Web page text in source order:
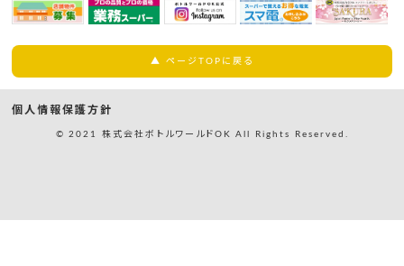
▲ ページTOPに戻る
個人情報保護方針
© 2021 株式会社ボトルワールドOK All Rights Reserved.